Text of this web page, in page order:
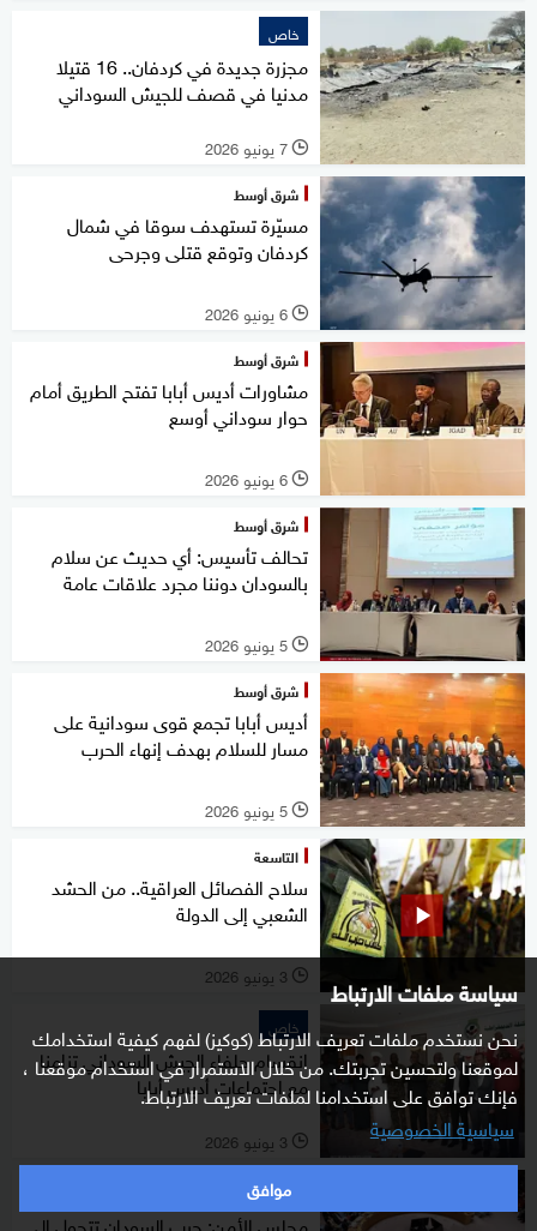
سياسة ملفات الارتباط
نحن نستخدم ملفات تعريف الارتباط (كوكيز) لفهم كيفية استخدامك
لموقعنا ولتحسين تجربتك. من خلال الاستمرار في استخدام موقعنا ،
فإنك توافق على استخدامنا لملفات تعريف الارتباط.
سياسية الخصوصية
موافق
خاص
مجزرة جديدة في كردفان.. 16 قتيلا
مدنيا في قصف للجيش السوداني
l 7 يونيو 2026
شرق أوسط
مسيّرة تستهدف سوقا في شمال
كردفان وتوقع قتلى وجرحى
l 6 يونيو 2026
شرق أوسط
مشاورات أديس أبابا تفتح الطريق أمام
حوار سوداني أوسع
l 6 يونيو 2026
شرق أوسط
تحالف تأسيس: أي حديث عن سلام
بالسودان دوننا مجرد علاقات عامة
l 5 يونيو 2026
شرق أوسط
أديس أبابا تجمع قوى سودانية على
مسار للسلام بهدف إنهاء الحرب
l 5 يونيو 2026
التاسعة
سلاح الفصائل العراقية.. من الحشد
الشعبي إلى الدولة
l 3 يونيو 2026
خاص
انقسام حلفاء الجيش السوداني تزامنا
مع اجتماعات أديس أبابا
l 3 يونيو 2026
خاص